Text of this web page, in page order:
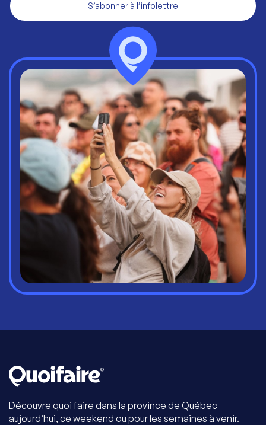
S’abonner à l’infolettre
Découvre quoi faire dans la province de Québec
aujourd’hui, ce weekend ou pour les semaines à venir.